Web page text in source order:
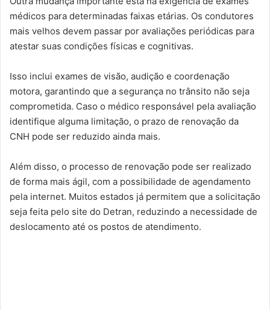
médicos para determinadas faixas etárias. Os condutores
mais velhos devem passar por avaliações periódicas para
atestar suas condições físicas e cognitivas.
Isso inclui exames de visão, audição e coordenação
motora, garantindo que a segurança no trânsito não seja
comprometida. Caso o médico responsável pela avaliação
identifique alguma limitação, o prazo de renovação da
CNH pode ser reduzido ainda mais.
Além disso, o processo de renovação pode ser realizado
de forma mais ágil, com a possibilidade de agendamento
pela internet. Muitos estados já permitem que a solicitação
seja feita pelo site do Detran, reduzindo a necessidade de
deslocamento até os postos de atendimento.